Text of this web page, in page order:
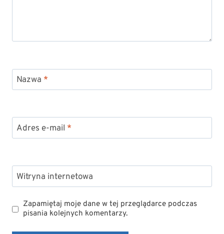
Nazwa *
Adres e-mail *
Witryna internetowa
Zapamiętaj moje dane w tej przeglądarce podczas
pisania kolejnych komentarzy.